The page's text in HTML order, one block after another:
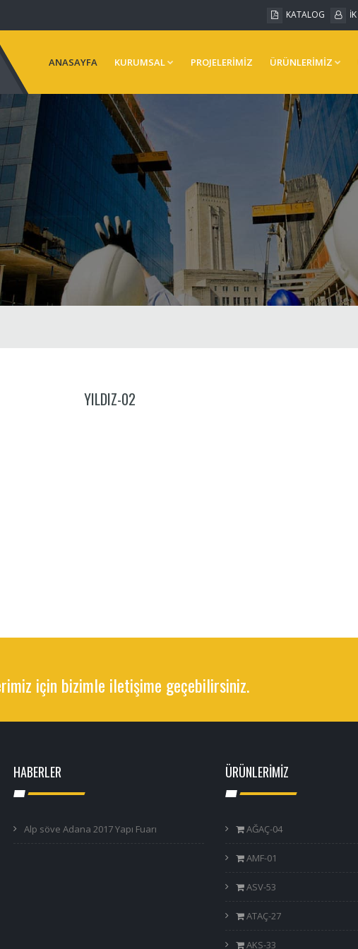
KATALOG İK
ANASAYFA KURUMSAL PROJELERİMİZ ÜRÜNLERİMİZ
YILDIZ-02
için bizimle iletişime geçebilirsiniz.
HABERLER
Alp söve Adana 2017 Yapı Fuarı
ÜRÜNLERİMİZ
AĞAÇ-04
AMF-01
ASV-53
ATAÇ-27
AKS-33